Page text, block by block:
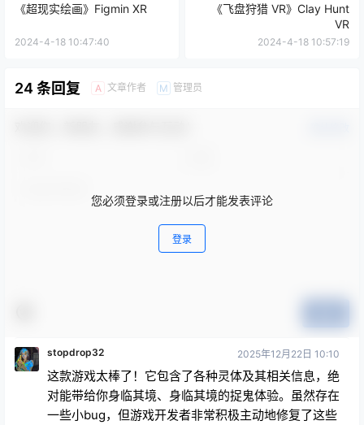
《超现实绘画》Figmin XR
2024-4-18 10:47:40
《飞盘狩猎 VR》Clay Hunt
VR
2024-4-18 10:57:19
24 条回复 A 文章作者 M 管理员
您必须登录或注册以后才能发表评论
登录
stopdrop32 2025年12月22日 10:10
这款游戏太棒了！它包含了各种灵体及其相关信息，绝
对能带给你身临其境、身临其境的捉鬼体验。虽然存在
一些小bug，但游戏开发者非常积极主动地修复了这些